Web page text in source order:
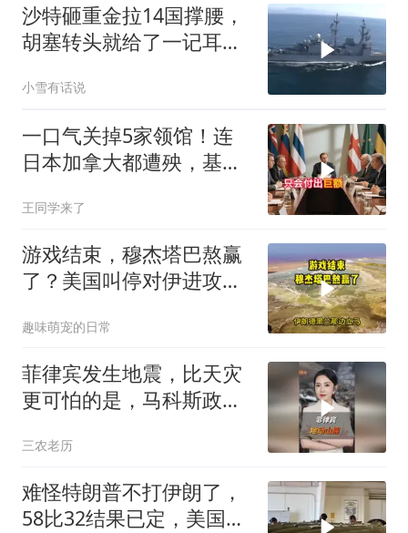
沙特砸重金拉14国撑腰，
胡塞转头就给了一记耳
了？
小雪有话说
一口气关掉5家领馆！连
日本加拿大都遭殃，基辛
王同学来了
游戏结束，穆杰塔巴熬赢
了？美国叫停对伊进攻，
趣味萌宠的日常
菲律宾发生地震，比天灾
更可怕的是，马科斯政府
三农老历
难怪特朗普不打伊朗了，
58比32结果已定，美国专